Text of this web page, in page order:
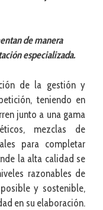
de manera
especializada.
de la gestión y
teniendo en
junto a una gama
mezclas de
para completar
la alta calidad se
razonables de
y sostenible,
en su elaboración.